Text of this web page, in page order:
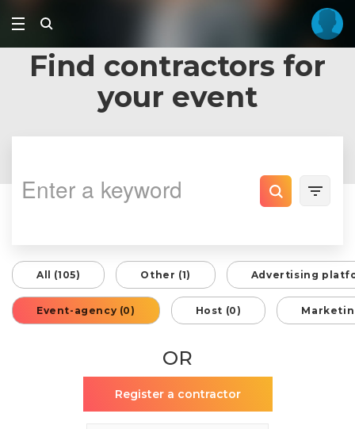
Find contractors for
your event
All (105) Other (1) Advertising
Event-agency (0) Host (0)
OR
Register a contractor